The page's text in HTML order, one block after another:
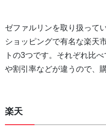
ゼファルリンを取り扱って
ショッピングで有名な楽天
トの3つです。それぞれ比
や割引率などが違うので、
楽天